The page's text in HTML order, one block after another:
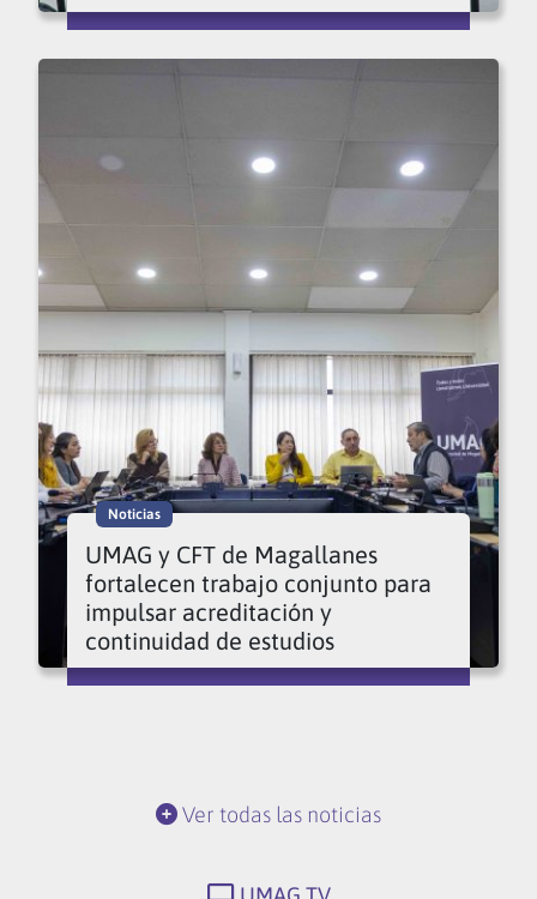
Noticias
UMAG y CFT de Magallanes
fortalecen trabajo conjunto para
impulsar acreditación y
continuidad de estudios
Ver todas las noticias